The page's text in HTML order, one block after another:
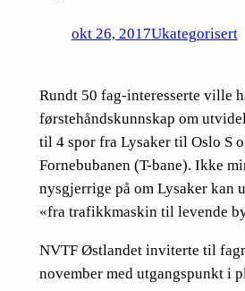
okt 26, 2017Ukategorisert
Rundt 50 fag-interesserte ville
førstehåndskunnskap om
til 4 spor fra Lysaker til Oslo S
Fornebubanen (T-bane). Ikke
nysgjerrige på om Lysaker kan
«fra trafikkmaskin til levende
NVTF Østlandet inviterte til
november med utgangspunkt i